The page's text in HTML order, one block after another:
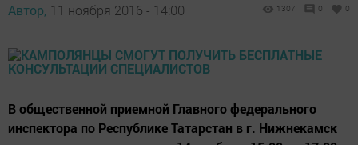
Автор, 11 ноября 2016 - 14:00 1307 0 0
В общественной приемной Главного федерального
инспектора по Республике Татарстан в г. Нижнекамск